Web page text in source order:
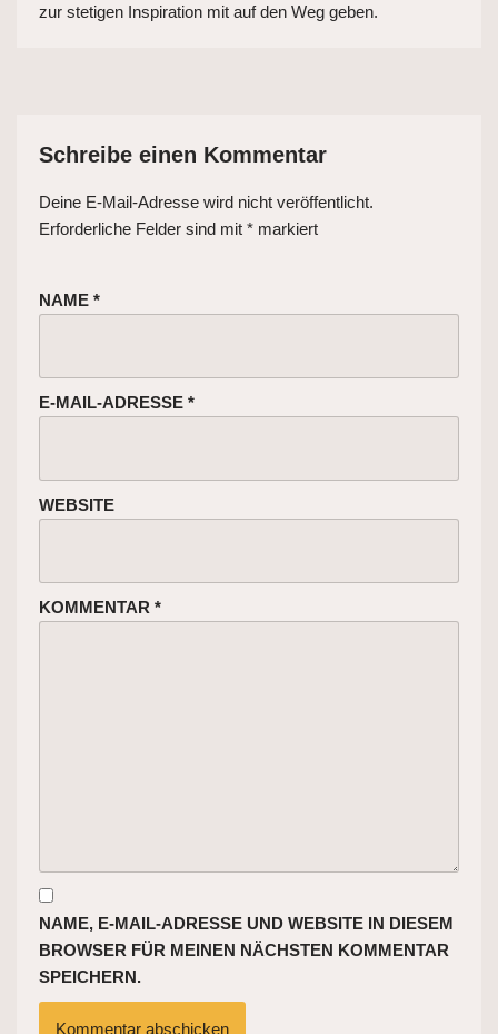
zur stetigen Inspiration mit auf den Weg geben.
Schreibe einen Kommentar
Deine E-Mail-Adresse wird nicht veröffentlicht.
Erforderliche Felder sind mit * markiert
NAME *
E-MAIL-ADRESSE *
WEBSITE
KOMMENTAR *
NAME, E-MAIL-ADRESSE UND WEBSITE IN DIESEM
BROWSER FÜR MEINEN NÄCHSTEN KOMMENTAR
SPEICHERN.